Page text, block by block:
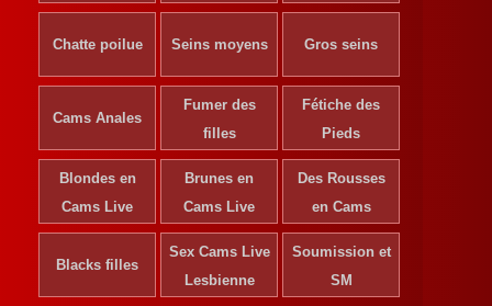
Chatte poilue Seins moyens Gros seins
Cams Anales
Fumer des
filles
Fétiche des
Pieds
Blondes en
Cams Live
Brunes en
Cams Live
Des Rousses
en Cams
Blacks filles
Sex Cams Live
Lesbienne
Soumission et
SM